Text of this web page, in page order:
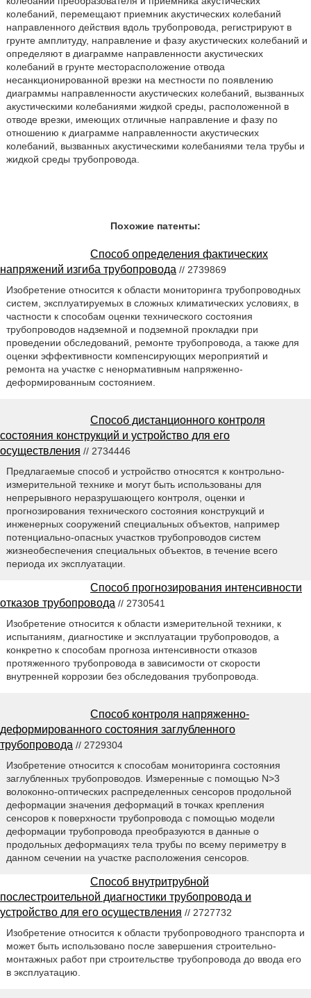
колебаний, перемещают приемник акустических колебаний
направленного действия вдоль трубопровода, регистрируют в
грунте амплитуду, направление и фазу акустических колебаний и
определяют в диаграмме направленности акустических
колебаний в грунте месторасположение отвода
несанкционированной врезки на местности по появлению
диаграммы направленности акустических колебаний, вызванных
акустическими колебаниями жидкой среды, расположенной в
отводе врезки, имеющих отличные направление и фазу по
отношению к диаграмме направленности акустических
колебаний, вызванных акустическими колебаниями тела трубы и
жидкой среды трубопровода.
Похожие патенты:
Способ определения фактических
напряжений изгиба трубопровода // 2739869
Изобретение относится к области мониторинга трубопроводных
систем, эксплуатируемых в сложных климатических условиях, в
частности к способам оценки технического состояния
трубопроводов надземной и подземной прокладки при
проведении обследований, ремонте трубопровода, а также для
оценки эффективности компенсирующих мероприятий и
ремонта на участке с ненормативным напряженно-
деформированным состоянием.
Способ дистанционного контроля
состояния конструкций и устройство для его
осуществления // 2734446
Предлагаемые способ и устройство относятся к контрольно-
измерительной технике и могут быть использованы для
непрерывного неразрушающего контроля, оценки и
прогнозирования технического состояния конструкций и
инженерных сооружений специальных объектов, например
потенциально-опасных участков трубопроводов систем
жизнеобеспечения специальных объектов, в течение всего
периода их эксплуатации.
Способ прогнозирования интенсивности
отказов трубопровода // 2730541
Изобретение относится к области измерительной техники, к
испытаниям, диагностике и эксплуатации трубопроводов, а
конкретно к способам прогноза интенсивности отказов
протяженного трубопровода в зависимости от скорости
внутренней коррозии без обследования трубопровода.
Способ контроля напряженно-
деформированного состояния заглубленного
трубопровода // 2729304
Изобретение относится к способам мониторинга состояния
заглубленных трубопроводов. Измеренные с помощью N>3
волоконно-оптических распределенных сенсоров продольной
деформации значения деформаций в точках крепления
сенсоров к поверхности трубопровода с помощью модели
деформации трубопровода преобразуются в данные о
продольных деформациях тела трубы по всему периметру в
данном сечении на участке расположения сенсоров.
Способ внутритрубной
послестроительной диагностики трубопровода и
устройство для его осуществления // 2727732
Изобретение относится к области трубопроводного транспорта и
может быть использовано после завершения строительно-
монтажных работ при строительстве трубопровода до ввода его
в эксплуатацию.